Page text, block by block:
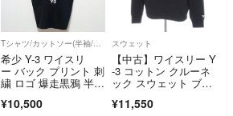
Tシャツ/カットソー(半袖/袖なし)
希少 Y-3 ワイスリ
ー バック プリント 刺
繍 ロゴ 爆走黒鴉 半
¥10,500
スウェット
【中古】ワイスリー Y
-3 コットン クルーネ
ック スウェット ブラ
ンズ】
¥11,550